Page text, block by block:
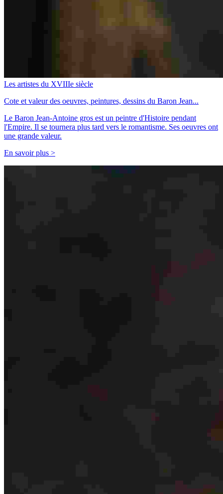
Les artistes du XVIIIe siècle
Cote et valeur des oeuvres, peintures, dessins du Baron Jean...
Le Baron Jean-Antoine gros est un peintre d'Histoire pendant
l'Empire. Il se tournera plus tard vers le romantisme. Ses oeuvres ont
une grande valeur.
En savoir plus >